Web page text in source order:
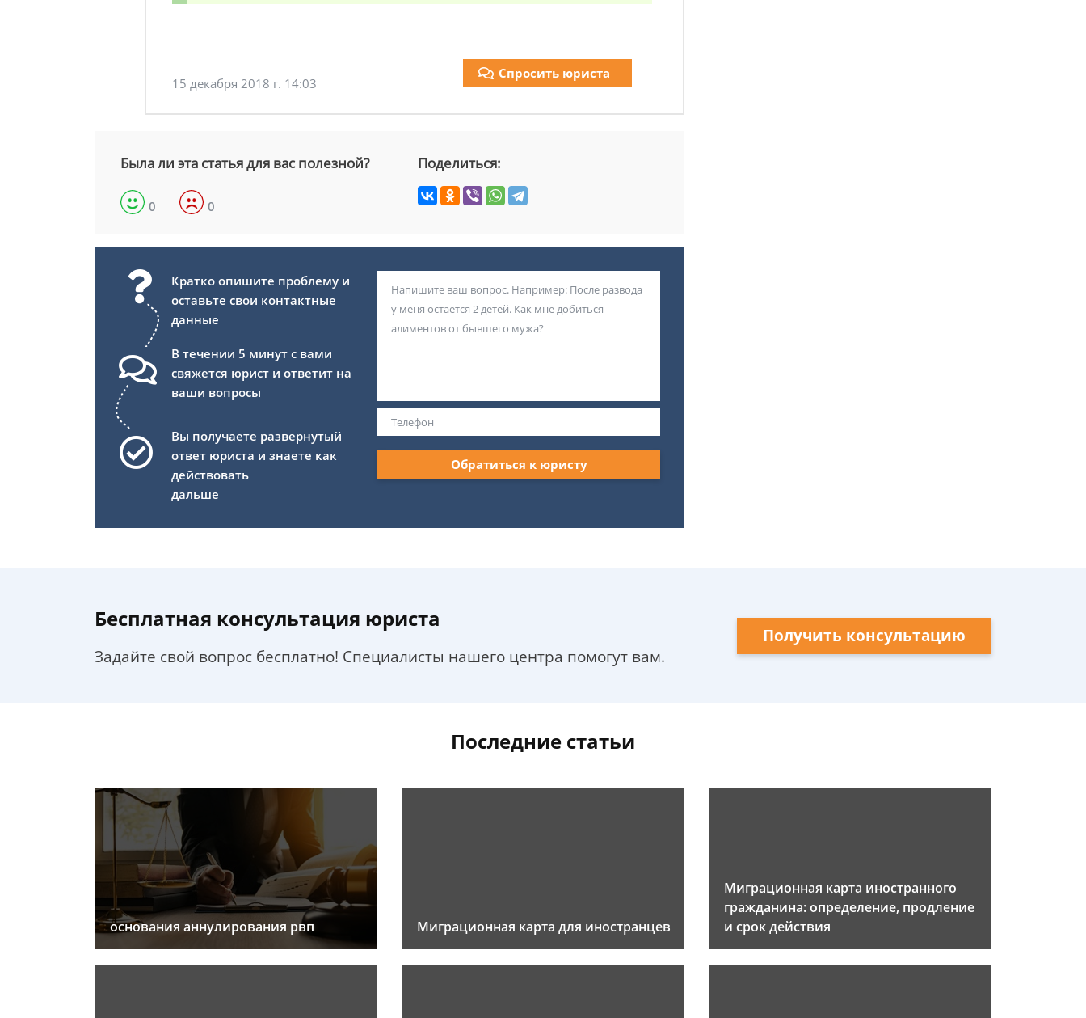
15 декабря 2018 г. 14:03
Спросить юриста
Была ли эта статья для вас полезной?
0 0
Поделиться:
Кратко опишите проблему и
оставьте свои контактные
данные
В течении 5 минут с вами
свяжется юрист и ответит на
ваши вопросы
Вы получаете развернутый
ответ юриста и знаете как
действовать
дальше
Обратиться к юристу
Бесплатная консультация юриста
Задайте свой вопрос бесплатно! Специалисты нашего центра помогут вам.
Получить консультацию
Последние статьи
основания аннулирования рвп Миграционная карта для иностранцев
Миграционная карта иностранного
гражданина: определение, продление
и срок действия